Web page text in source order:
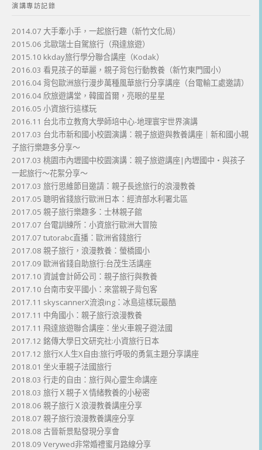
演講專訪記錄
2014.07 大手牽小手，一起旅行趣（新竹文化局）
2015.06 北歐瑞士自駕旅行（飛達旅遊）
2015.10 kkday旅行學分聯合講座（Kodak）
2016.03 看見孩子的華麗，親子背包行動教養（新竹東門國小）
2016.04 背包歐洲旅行漫步萬種風華旅行分享講座（台電輸工處邀請）
2016.04 欣旅遊講堂，韓國首爾，亮眼的星星
2016.05 小資旅行這樣玩
2016.11 台北市立教育大學師培中心-地理寰宇世界演講
2017.03 台北市新和國小校園演講：親子旅遊與教養講座｜新和國小親
子旅行樂趣多分享～
2017.03 桃園市內壢國中校園演講：親子旅遊講座|內壢國中・與孩子
一起旅行～花絮分享～
2017.03 旅行思維節目邀請：親子長途旅行的浪漫教養
2017.05 聰明省錢旅行歐洲日本：經濟部水利署北區
2017.05 親子旅行樂趣多：士林親子館
2017.07 台電訓練所：小資旅行歐洲大冒險
2017.07 tutorabc直播：歐洲省錢旅行
2017.08 親子旅行，浪漫教養：螢橋國小
2017.09 歐洲省錢自助旅行:台茂生活講座
2017.10 資誠會計師公司：親子旅行與教養
2017.10 台南市安平國小：來當親子背包客
2017.11 skyscannerX流浪ing：冰島這樣玩最酷
2017.11 中角國小：親子旅行浪漫教養
2017.11 飛達旅遊聯合講座：坐火車親子遊法國
2017.12 銘傳大學日文研究社:小資旅行日本
2017.12 旅行X人生X自由:旅行呼吸的勇氣主題分享講座
2018.01 坐火車親子法國旅行
2018.03 行走的自由：旅行與心靈生命講座
2018.03 旅行Ｘ親子Ｘ情緒教養的小秘密
2018.06 親子旅行Ｘ浪漫教養講座分享
2018.07 親子旅行浪漫教養講座分享
2018.08 古晉新景點發現分享會
2018.09 Verywed非常婚禮蜜月路線分享